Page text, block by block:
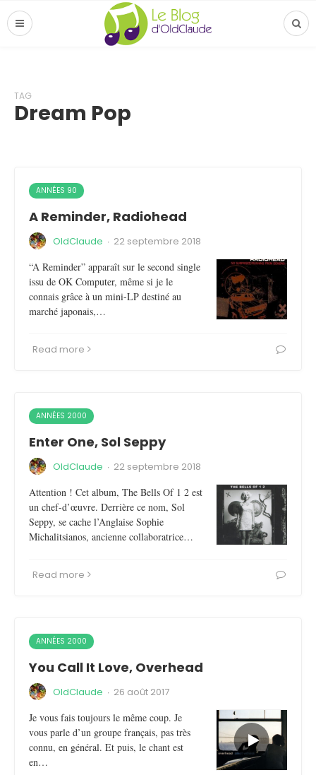
TAG
Dream Pop
ANNÉES 90
A Reminder, Radiohead
OldClaude · 22 septembre 2018
“A Reminder” apparaît sur le second single
issu de OK Computer, même si je le
connais grâce à un mini-LP destiné au
marché japonais,…
Read more
ANNÉES 2000
Enter One, Sol Seppy
OldClaude · 22 septembre 2018
Attention ! Cet album, The Bells Of 1 2 est
un chef-d’œuvre. Derrière ce nom, Sol
Seppy, se cache l’Anglaise Sophie
Michalitsianos, ancienne collaboratrice…
Read more
ANNÉES 2000
You Call It Love, Overhead
OldClaude · 26 août 2017
Je vous fais toujours le même coup. Je
vous parle d’un groupe français, pas très
connu, en général. Et puis, le chant est
en…